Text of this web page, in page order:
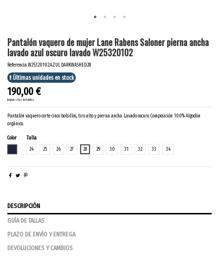
Pantalón vaquero de mujer Lane Rabens Saloner pierna ancha
lavado azul oscuro lavado W25320102
ReferenciaW25320102.AZUL DARKWASHED.28
Últimas unidades en stock
190,00 €
Impuestos incluidos
Pantalón vaquero corte cinco bolsillos, tiro alto y pierna ancha. Lavado oscuro. Composición: 100% Algodón
orgánico.
Color
AZUL DARKWASHED
Talla
24
25 26 27 28 29 30 31 32 33 34
DESCRIPCIÓN
GUÍA DE TALLAS
PLAZO DE ENVÍO Y ENTREGA
DEVOLUCIONES Y CAMBIOS